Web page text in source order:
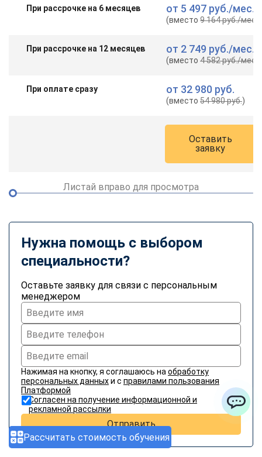
Рассчитать стоимость обучения
При рассрочке на 6 месяцев от 5 497 руб./мес.
(вместо9 164 руб./мес.
При рассрочке на 12 месяцев от 2 749 руб./мес.
(вместо4 582 руб./мес.
При оплате сразу от 32 980 руб.
(вместо54 980 руб.)
Оставить
заявку
Листай вправо для просмотра
Нужна помощь с выбором
специальности?
Оставьте заявку для связи с персональным
менеджером
Нажимая на кнопку, я соглашаюсь на обработку
персональных данныхи с правилами пользования
Платформой
Согласен на получение информационной и
рекламной рассылки
Отправить
WhatsApp
Vkontakte EMail